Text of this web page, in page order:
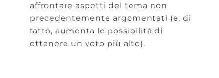
affrontare aspetti del tema non
precedentemente argomentati (e, di
fatto, aumenta le possibilità di
ottenere un voto più alto).